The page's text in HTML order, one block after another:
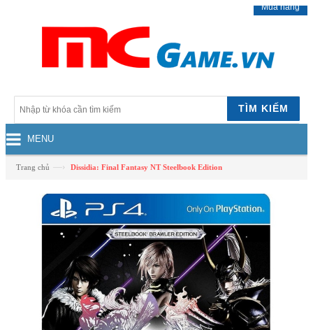
TÌM KIẾM
Mua hàng
MENU
Trang chủ —› Dissidia: Final Fantasy NT Steelbook Edition